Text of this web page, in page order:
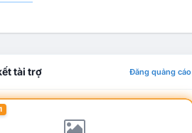
tài trợ Đăng quảng cáo